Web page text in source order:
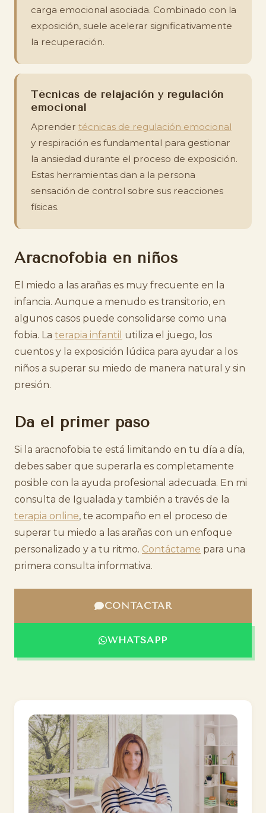
carga emocional asociada. Combinado con la
exposición, suele acelerar significativamente
la recuperación.
Técnicas de relajación y regulación
emocional
Aprender técnicas de regulación emocional
y respiración es fundamental para gestionar
la ansiedad durante el proceso de exposición.
Estas herramientas dan a la persona
sensación de control sobre sus reacciones
físicas.
Aracnofobia en niños
El miedo a las arañas es muy frecuente en la
infancia. Aunque a menudo es transitorio, en
algunos casos puede consolidarse como una
fobia. La terapia infantil utiliza el juego, los
cuentos y la exposición lúdica para ayudar a los
niños a superar su miedo de manera natural y sin
presión.
Da el primer paso
Si la aracnofobia te está limitando en tu día a día,
debes saber que superarla es completamente
posible con la ayuda profesional adecuada. En mi
consulta de Igualada y también a través de la
terapia online, te acompaño en el proceso de
superar tu miedo a las arañas con un enfoque
personalizado y a tu ritmo. Contáctame para una
primera consulta informativa.
CONTACTAR
WHATSAPP